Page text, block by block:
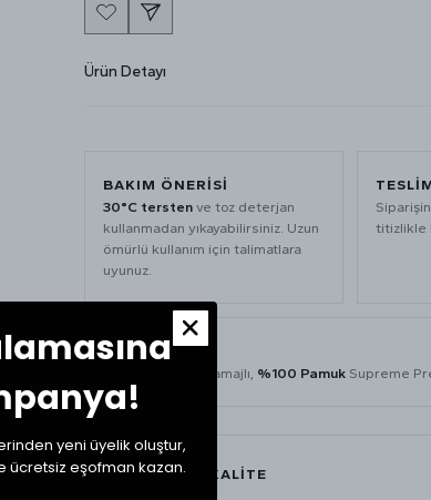
Ürün Detayı
BAKIM ÖNERISI
30°C tersten ve toz deterjan
kullanmadan yıkayabilirsiniz. Uzun
ömürlü kullanım için talimatlara
uyunuz.
titizlikle
ÜRÜN BILGISI
ağır gramajlı, %100 Pamuk Supreme
MATERYAL & KALITE
yeni üyelik oluştur,
ücretsiz eşofman kazan.